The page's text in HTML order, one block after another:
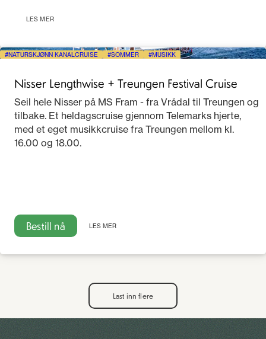
LES MER
NATURSKJØNN KANALCRUISE SOMMER MUSIKK
Nisser Lengthwise + Treungen Festival Cruise
Seil hele Nisser på MS Fram - fra Vrådal til Treungen og
tilbake. Et heldagscruise gjennom Telemarks hjerte,
med et eget musikkcruise fra Treungen mellom kl.
16.00 og 18.00.
Bestill nå LES MER
Last inn flere